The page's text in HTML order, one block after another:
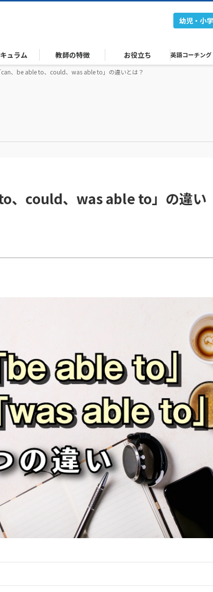
幼児・小
ュラム 教師の特徴 お役立ち 英語コーチング
can、be able to、could、was able to」の違いとは？
、could、was able to」の違い